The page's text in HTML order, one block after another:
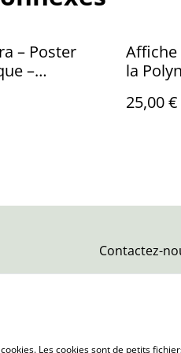
– Poster
–
Affiche
la
25,00 €
Contactez-
Les cookies sont de petits